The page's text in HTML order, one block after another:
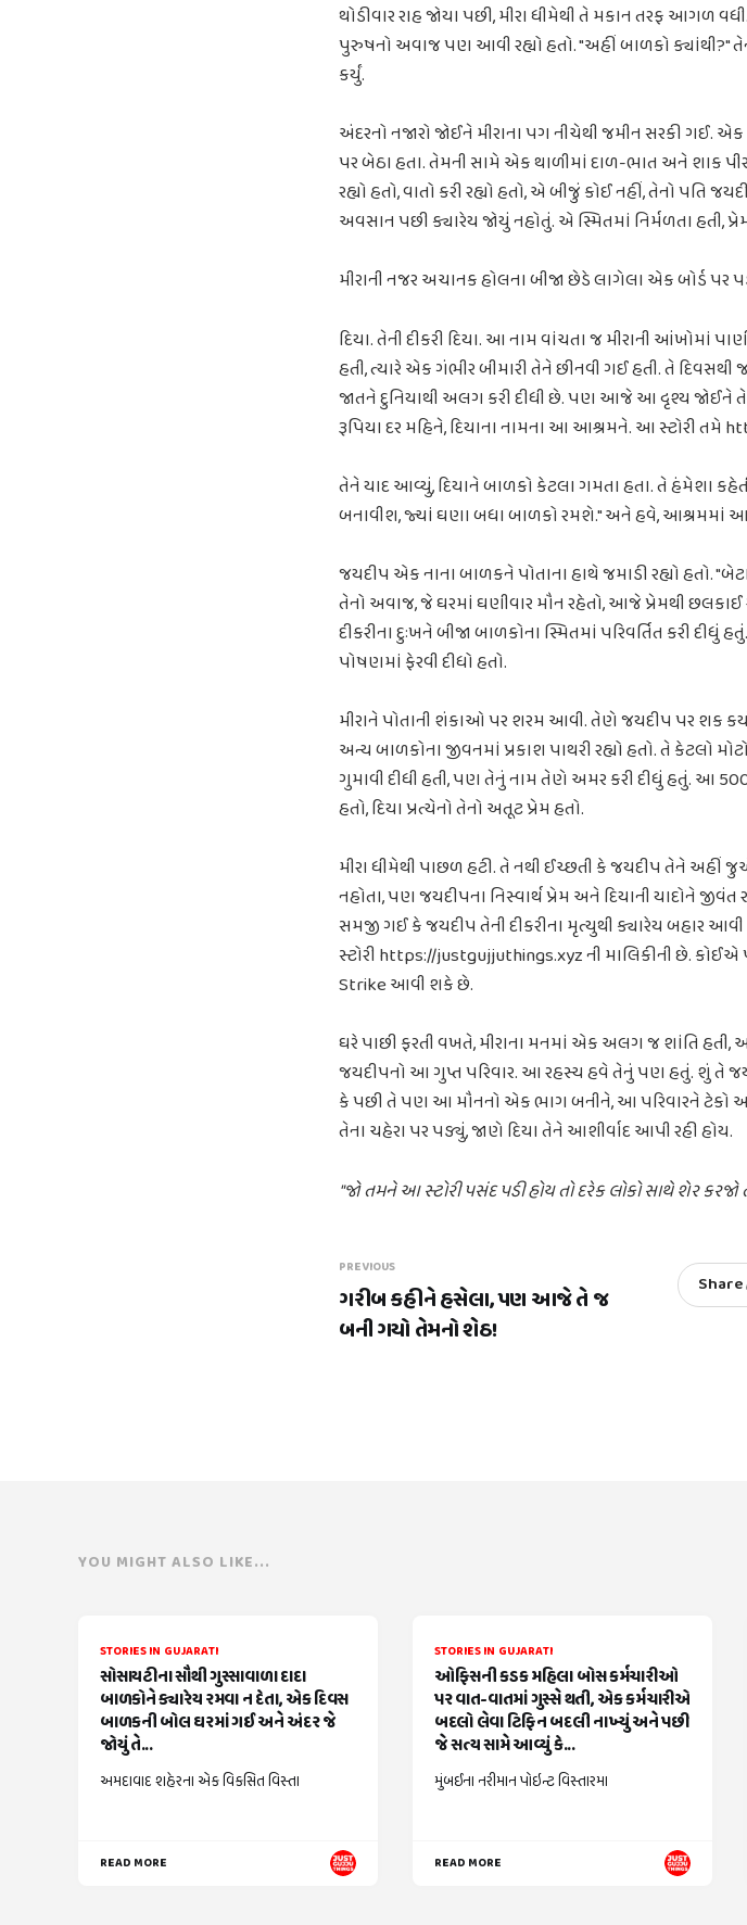
થોડીવાર રાહ જોયા પછી, મીરા ધીમેથી તે મકાન તરફ આગળ
પુરુષનો અવાજ પણ આવી રહ્યો હતો. "અહીં બાળકો ક્યાંથી?"
કર્યું.
અંદરનો નજારો જોઈને મીરાના પગ નીચેથી જમીન સરકી ગઈ.
પર બેઠા હતા. તેમની સામે એક થાળીમાં દાળ-ભાત અને શાક
રહ્યો હતો, વાતો કરી રહ્યો હતો, એ બીજું કોઈ નહીં, તેનો પતિ
અવસાન પછી ક્યારેય જોયું નહોતું. એ સ્મિતમાં નિર્મળતા હતી,
મીરાની નજર અચાનક હોલના બીજા છેડે લાગેલા એક બોર્ડ પર
દિયા. તેની દીકરી દિયા. આ નામ વાંચતા જ મીરાની આંખોમાં
હતી, ત્યારે એક ગંભીર બીમારી તેને છીનવી ગઈ હતી. તે
જાતને દુનિયાથી અલગ કરી દીધી છે. પણ આજે આ દૃશ્ય જોઈને
રૂપિયા દર મહિને, દિયાના નામના આ આશ્રમને. આ સ્ટોરી તમે
તેને યાદ આવ્યું, દિયાને બાળકો કેટલા ગમતા હતા. તે હંમેશા
બનાવીશ, જ્યાં ઘણા બધા બાળકો રમશે." અને હવે, આશ્રમમાં આ
જયદીપ એક નાના બાળકને પોતાના હાથે જમાડી રહ્યો હતો.
તેનો અવાજ, જે ઘરમાં ઘણીવાર મૌન રહેતો, આજે પ્રેમથી છલકાઈ
દીકરીના દુઃખને બીજા બાળકોના સ્મિતમાં પરિવર્તિત કરી
પોષણમાં ફેરવી દીધો હતો.
મીરાને પોતાની શંકાઓ પર શરમ આવી. તેણે જયદીપ પર શક કર્યો
અન્ય બાળકોના જીવનમાં પ્રકાશ પાથરી રહ્યો હતો. તે કેટલો
ગુમાવી દીધી હતી, પણ તેનું નામ તેણે અમર કરી દીધું હતું. આ
હતો, દિયા પ્રત્યેનો તેનો અતૂટ પ્રેમ હતો.
મીરા ધીમેથી પાછળ હટી. તે નથી ઈચ્છતી કે જયદીપ તેને
નહોતા, પણ જયદીપના નિસ્વાર્થ પ્રેમ અને દિયાની યાદોને
સમજી ગઈ કે જયદીપ તેની દીકરીના મૃત્યુથી ક્યારેય બહાર
સ્ટોરી https://justgujjuthings.xyz ની માલિકીની છે.
Strike આવી શકે છે.
ઘરે પાછી ફરતી વખતે, મીરાના મનમાં એક અલગ જ શાંતિ
જયદીપનો આ ગુપ્ત પરિવાર. આ રહસ્ય હવે તેનું પણ હતું. શું
કે પછી તે પણ આ મૌનનો એક ભાગ બનીને, આ પરિવારને ટેકો
તેના ચહેરા પર પડ્યું, જાણે દિયા તેને આશીર્વાદ આપી રહી હોય.
"જો તમને આ સ્ટોરી પસંદ પડી હોય તો દરેક લોકો સાથે શેર
PREVIOUS
ગરીબ કહીને હસેલા, પણ આજે તે જ
બની ગયો તેમનો શેઠ!
Share
YOU MIGHT ALSO LIKE...
STORIES IN GUJARATI
સોસાયટીના સૌથી ગુસ્સાવાળા દાદા
બાળકોને ક્યારેય રમવા ન દેતા, એક દિવસ
બાળકની બોલ ઘરમાં ગઈ અને અંદર જે
જોયું તે...
અમદાવાદ શહેરના એક વિકસિત વિસ્તા
READ MORE
STORIES IN GUJARATI
ઓફિસની કડક મહિલા બોસ કર્મચારીઓ
પર વાત-વાતમાં ગુસ્સે થતી, એક કર્મચારીએ
બદલો લેવા ટિફિન બદલી નાખ્યું અને પછી
જે સત્ય સામે આવ્યું કે...
મુંબઈના નરીમાન પોઇન્ટ વિસ્તારમા
READ MORE